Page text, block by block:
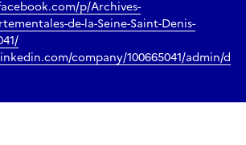
p/Archives-
de-la-Seine-Saint-Denis-
company/100665041/admin/d